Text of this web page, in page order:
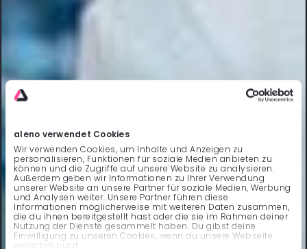
aleno verwendet Cookies
Wir verwenden Cookies, um Inhalte und Anzeigen zu
personalisieren, Funktionen für soziale Medien anbieten zu
können und die Zugriffe auf unsere Website zu analysieren.
Außerdem geben wir Informationen zu Ihrer Verwendung
unserer Website an unsere Partner für soziale Medien, Werbung
und Analysen weiter. Unsere Partner führen diese
Informationen möglicherweise mit weiteren Daten zusammen,
die du ihnen bereitgestellt hast oder die sie im Rahmen deiner
Nutzung der Dienste gesammelt haben. Du gibst deine
Einwilligung zu unseren Cookies, wenn du unsere Webseite
weiterhin nutzt.